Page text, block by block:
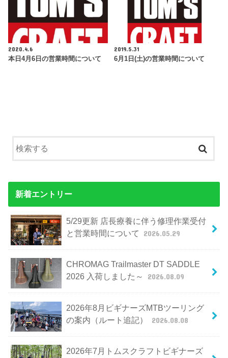
2020.4.6
本日4月6日の営業時間について
2019.5.31
6月1日(土)の営業時間について
新着エントリー
5/29更新 店長療養に伴う修理作業受付
と営業時間について
2026.05.29
CHROMAG Trailmaster DT SADDLE
2026 入荷しました～
2026.08.09
2026年8月ビギナーズMTBツーリング
の案内（ルート追記）
2026.08.08
2026年7月トムスクラフトビギナーズ